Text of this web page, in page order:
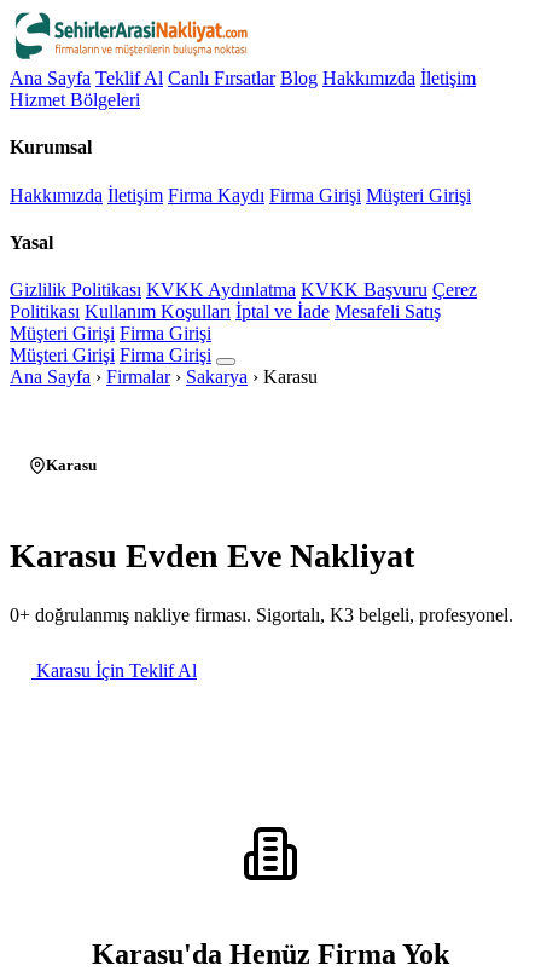
Ana Sayfa Teklif Al Canlı Fırsatlar Blog Hakkımızda İletişim
Hizmet Bölgeleri
Kurumsal
Hakkımızda İletişim Firma Kaydı Firma Girişi Müşteri Girişi
Yasal
Gizlilik Politikası KVKK Aydınlatma KVKK Başvuru Çerez
Politikası Kullanım Koşulları İptal ve İade Mesafeli Satış
Müşteri Girişi Firma Girişi
Müşteri Girişi Firma Girişi
Ana Sayfa › Firmalar › Sakarya › Karasu
Karasu
Karasu Evden Eve Nakliyat
0+ doğrulanmış nakliye firması. Sigortalı, K3 belgeli, profesyonel.
Karasu İçin Teklif Al
Karasu'da Henüz Firma Yok